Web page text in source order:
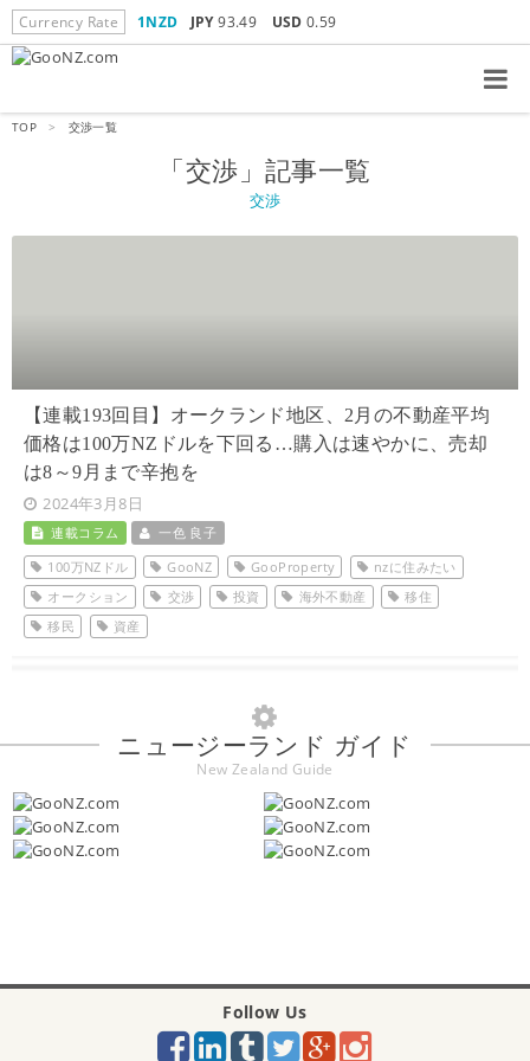
Currency Rate 1NZD JPY93.49 USD 0.59
TOP > 交渉一覧
「交渉」記事一覧
交渉
【連載193回目】 オークランド地区、2月の不動産平均
価格は100万NZドルを下回る…購入は速やかに、売却
は8～9月まで辛抱を
2024年3月8日
連載コラム
一色 良子
100万NZドル
GooNZ GooProperty
nzに住みたい
オークション
交渉 投資 海外不動産
移住
移民
資産
ニュージーランド ガイド
New Zealand Guide
Follow Us